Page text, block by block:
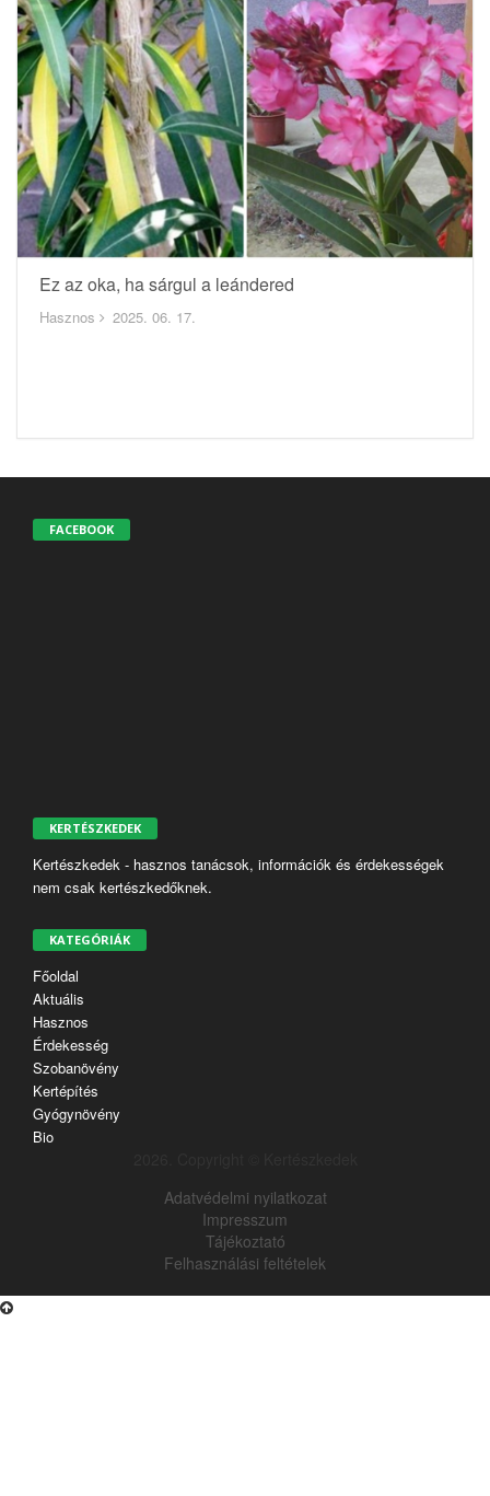
Ez az oka, ha sárgul a leándered
Hasznos 2025. 06. 17.
FACEBOOK
KERTÉSZKEDEK
Kertészkedek - hasznos tanácsok, információk és érdekességek
nem csak kertészkedőknek.
KATEGÓRIÁK
Főoldal
Aktuális
Hasznos
Érdekesség
Szobanövény
Kertépítés
Gyógynövény
Bio
Adatvédelmi nyilatkozat
Impresszum
Tájékoztató
Felhasználási feltételek